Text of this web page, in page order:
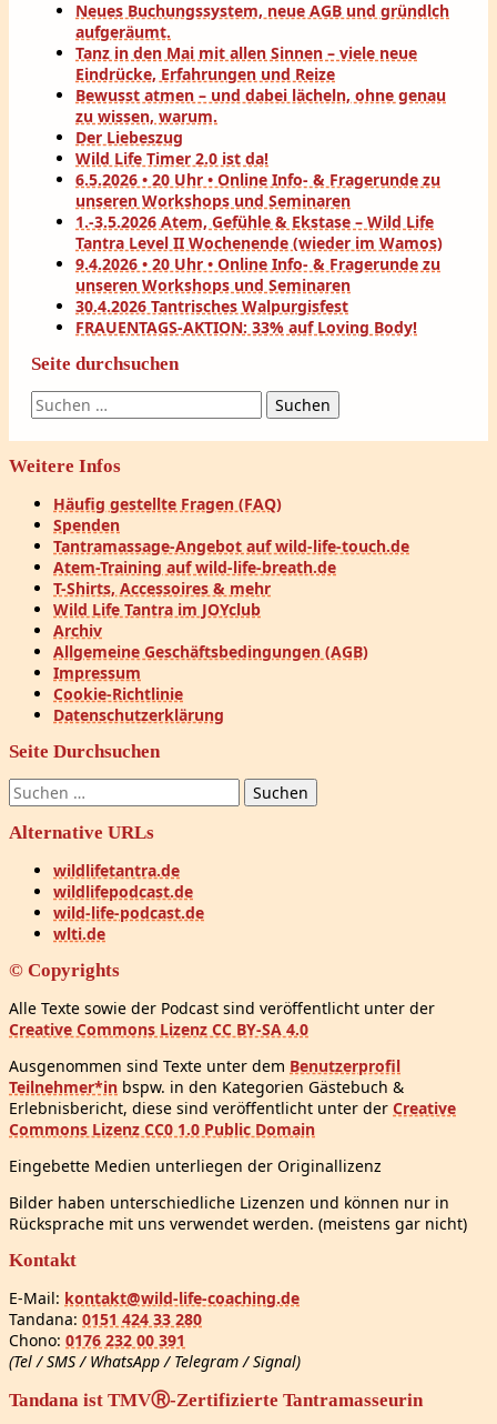
Neues Buchungssystem, neue AGB und gründlch
aufgeräumt.
Tanz in den Mai mit allen Sinnen – viele neue
Eindrücke, Erfahrungen und Reize
Bewusst atmen – und dabei lächeln, ohne genau
zu wissen, warum.
Der Liebeszug
Wild Life Timer 2.0 ist da!
6.5.2026 • 20 Uhr • Online Info- & Fragerunde zu
unseren Workshops und Seminaren
1.-3.5.2026 Atem, Gefühle & Ekstase – Wild Life
Tantra Level II Wochenende (wieder im Wamos)
9.4.2026 • 20 Uhr • Online Info- & Fragerunde zu
unseren Workshops und Seminaren
30.4.2026 Tantrisches Walpurgisfest
FRAUENTAGS-AKTION: 33% auf Loving Body!
Seite durchsuchen
Suchen
nach:
Weitere Infos
Häufig gestellte Fragen (FAQ)
Spenden
Tantramassage-Angebot auf wild-life-touch.de
Atem-Training auf wild-life-breath.de
T-Shirts, Accessoires & mehr
Wild Life Tantra im JOYclub
Archiv
Allgemeine Geschäftsbedingungen (AGB)
Impressum
Cookie-Richtlinie
Datenschutzerklärung
Seite Durchsuchen
Suchen
nach:
Alternative URLs
wildlifetantra.de
wildlifepodcast.de
wild-life-podcast.de
wlti.de
© Copyrights
Alle Texte sowie der Podcast sind veröffentlicht unter der
Creative Commons Lizenz CC BY-SA 4.0
Ausgenommen sind Texte unter dem Benutzerprofil
Teilnehmer*in bspw. in den Kategorien Gästebuch &
Erlebnisbericht, diese sind veröffentlicht unter der Creative
Commons Lizenz CC0 1.0 Public Domain
Eingebette Medien unterliegen der Originallizenz
Bilder haben unterschiedliche Lizenzen und können nur in
Rücksprache mit uns verwendet werden. (meistens gar nicht)
Kontakt
E-Mail: kontakt@wild-life-coaching.de
Tandana: 0151 424 33 280
Chono: 0176 232 00 391
(Tel / SMS / WhatsApp / Telegram / Signal)
Tandana ist TMVⓇ-Zertifizierte Tantramasseurin